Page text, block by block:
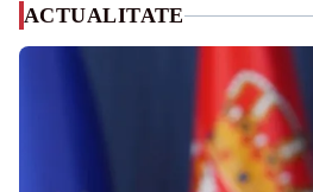
ACTUALITATE